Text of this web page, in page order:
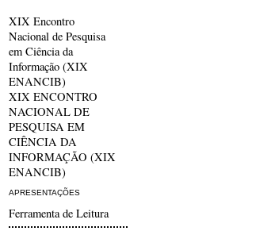
XIX Encontro
Nacional de Pesquisa
em Ciência da
Informação (XIX
ENANCIB)
XIX ENCONTRO
NACIONAL DE
PESQUISA EM
CIÊNCIA DA
INFORMAÇÃO (XIX
ENANCIB)
APRESENTAÇÕES
Ferramenta de Leitura